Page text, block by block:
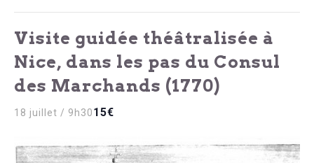
Visite guidée théâtralisée à
Nice, dans les pas du Consul
des Marchands (1770)
18 juillet / 9h3015€